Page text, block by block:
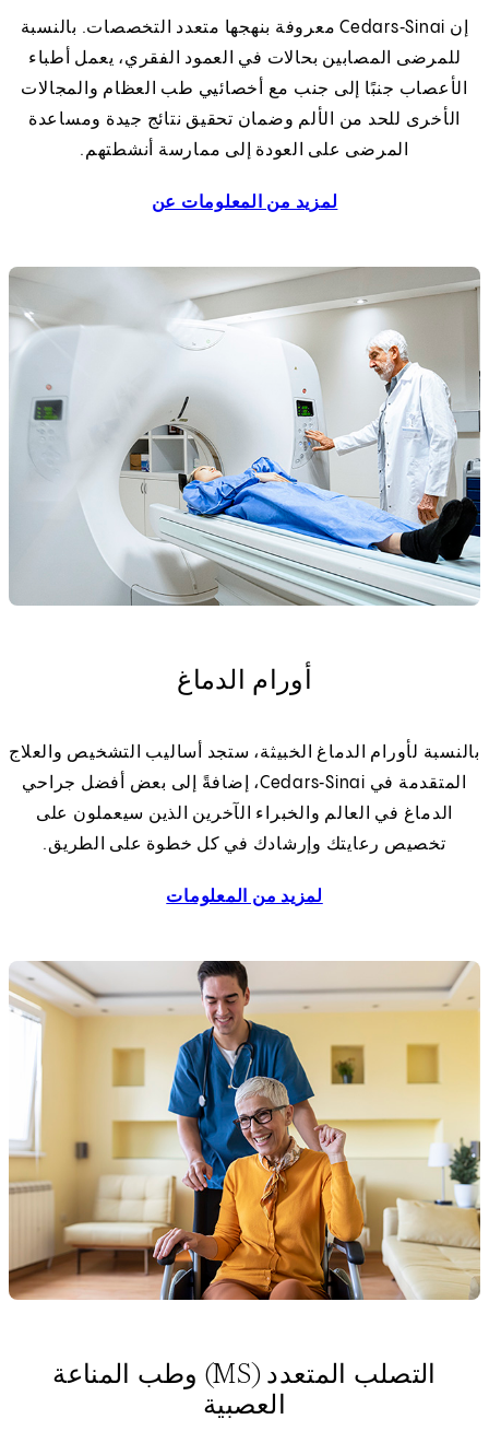
إن Cedars‑Sinai معروفة بنهجها متعدد التخصصات. بالنسبة
للمرضى المصابين بحالات في العمود الفقري، يعمل أطباء
الأعصاب جنبًا إلى جنب مع أخصائيي طب العظام والمجالات
الأخرى للحد من الألم وضمان تحقيق نتائج جيدة ومساعدة
المرضى على العودة إلى ممارسة أنشطتهم.
لمزيد من المعلومات عن
أورام الدماغ
بالنسبة لأورام الدماغ الخبيثة، ستجد أساليب التشخيص والعلاج
المتقدمة في Cedars‑Sinai، إضافةً إلى بعض أفضل جراحي
الدماغ في العالم والخبراء الآخرين الذين سيعملون على
تخصيص رعايتك وإرشادك في كل خطوة على الطريق.
لمزيد من المعلومات
التصلب المتعدد (MS) وطب المناعة
العصبية